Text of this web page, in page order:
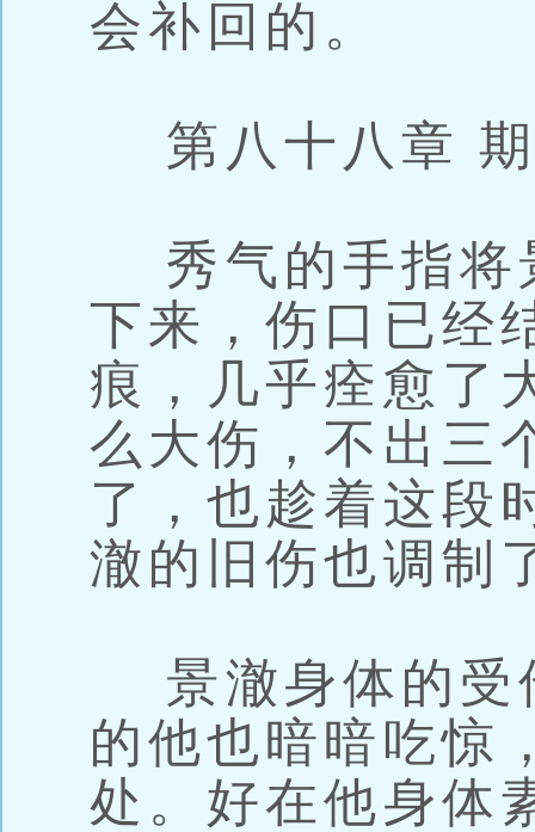
会补回的。
第八十八章
秀气的手指将
下来，伤口已经
痕，几乎痊愈了
么大伤，不出三
了，也趁着这段
澈的旧伤也调制
景澈身体的受
的他也暗暗吃惊
处。好在他身体